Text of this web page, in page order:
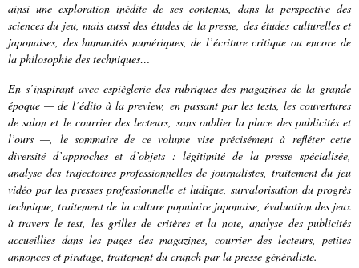
ainsi une exploration inédite de ses contenus, dans la perspective des
sciences du jeu, mais aussi des études de la presse, des études culturelles et
japonaises, des humanités numériques, de l’écriture critique ou encore de
la philosophie des techniques…
En s’inspirant avec espièglerie des rubriques des magazines de la grande
époque — de l’édito à la preview, en passant par les tests, les couvertures
de salon et le courrier des lecteurs, sans oublier la place des publicités et
l’ours —, le sommaire de ce volume vise précisément à refléter cette
diversité d’approches et d’objets : légitimité de la presse spécialisée,
analyse des trajectoires professionnelles de journalistes, traitement du jeu
vidéo par les presses professionnelle et ludique, survalorisation du progrès
technique, traitement de la culture populaire japonaise, évaluation des jeux
à travers le test, les grilles de critères et la note, analyse des publicités
accueillies dans les pages des magazines, courrier des lecteurs, petites
annonces et piratage, traitement du crunch par la presse généraliste.